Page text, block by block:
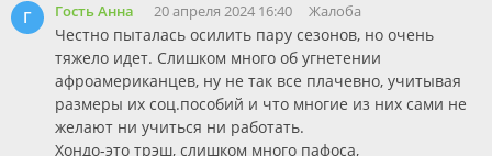
Г Гость Анна 20 апреля 2024 16:40 Жалоба
Честно пыталась осилить пару сезонов, но очень
тяжело идет. Слишком много об угнетении
афроамериканцев, ну не так все плачевно, учитывая
размеры их соц.пособий и что многие из них сами не
желают ни учиться ни работать.
Хондо-это трэш, слишком много пафоса,